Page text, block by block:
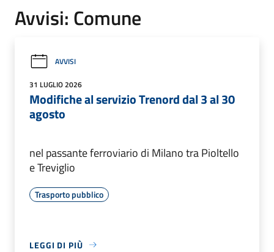
Avvisi: Comune
AVVISI
31 LUGLIO 2026
Modifiche al servizio Trenord dal 3 al 30
agosto
nel passante ferroviario di Milano tra Pioltello
e Treviglio
Trasporto pubblico
LEGGI DI PIÙ